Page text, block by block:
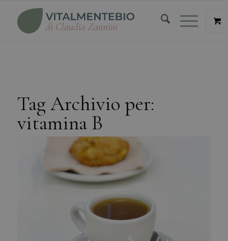
Tag Archivio per:
vitamina B